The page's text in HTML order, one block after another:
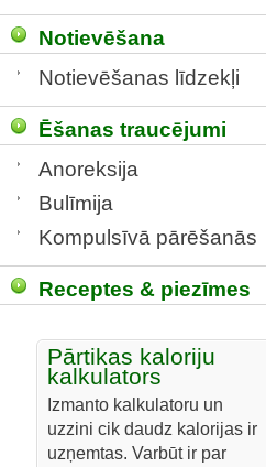
Notievēšana
Notievēšanas līdzekļi
Ēšanas traucējumi
Anoreksija
Bulīmija
Kompulsīvā pārēšanās
Receptes & piezīmes
Pārtikas kaloriju
kalkulators
Izmanto kalkulatoru un
uzzini cik daudz kalorijas ir
uzņemtas. Varbūt ir par